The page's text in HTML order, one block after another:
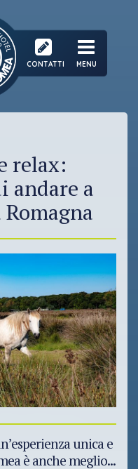
CONTATTI MENU
relax:
andare a
unica e
è anche meglio...